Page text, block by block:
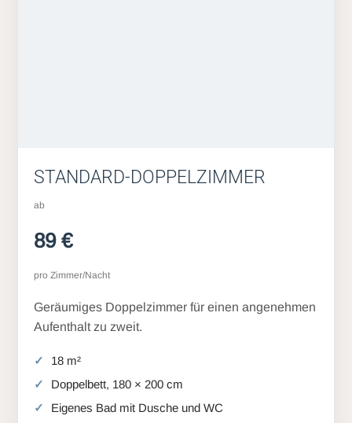
STANDARD-DOPPELZIMMER
ab
89 €
pro Zimmer/Nacht
Geräumiges Doppelzimmer für einen angenehmen
Aufenthalt zu zweit.
18 m²
Doppelbett, 180 × 200 cm
Eigenes Bad mit Dusche und WC